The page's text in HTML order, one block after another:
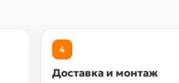
4
Доставка и монтаж